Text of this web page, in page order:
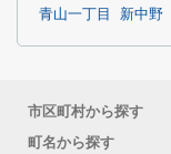
青山一丁目
新中野
市区町村から探す
町名から探す